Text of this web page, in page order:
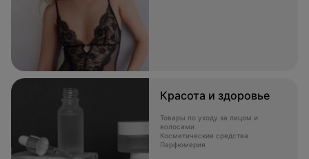
Красота и здоровье
Товары по уходу за лицом и
волосами
Косметические средства
Парфюмерия